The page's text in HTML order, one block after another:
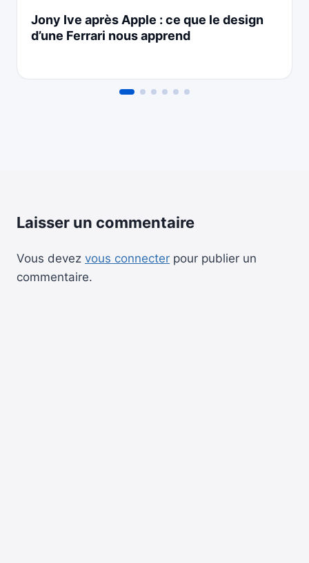
Jony Ive après Apple : ce que le design
d’une Ferrari nous apprend
Laisser un commentaire
Vous devez vous connecter pour publier un
commentaire.